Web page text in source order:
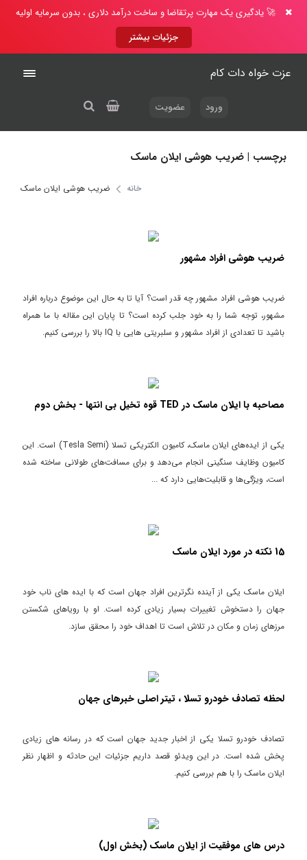
🚀 یادگیری یک مهارت پرتقاضا و ساخت درآمد دلاری ، بدون سرمایه اولیه
جزئیات بیشتر
عزت خواه دات کام
ورود عضویت
برچسب | ضریب هوشی ایلان ماسک
خانه ضریب هوشی ایلان ماسک
ضریب هوشی افراد مشهور
ضریب هوشی افراد مشهور چه قدر است؟ آیا تا به حال این موضوع درباره افراد
مشهور، توجه شما را به خود جلب کرده است؟ تا پایان این مقاله با ما همراه
باشید تا تعدادی از افراد مشهور و سلبریتی هایی با IQ بالا را بررسی کنیم.
مصاحبه با ایلان ماسک در TED قوه تخیل بی انتها - بخش دوم
یکی از ایده‌های ایلان ماسک، کامیون الکتریکی تسلا (Tesla Semi) است. این
کامیون وظایف سنگینی انجام می‌دهد و برای مسافت‌های طولانی ساخته شده
است، ویژگی‌ها و قابلیت‌هایی دارد که ...
15 نکته در مورد ایلان ماسک
ایلان ماسک یکی از آینده نگرترین افراد جهان است که با ایده های ناب خود
جهان را دستخوش تغییرات بسیار زیادی کرده است. او با رویاهای شکستن
مرزهای زمان و مکان در تلاش است تا اهداف خود را محقق سازد.
لحظه تصادف خودرو تسلا ، تیتر اصلی خبرهای جهان
تصادف خودرو تسلا یکی از اخبار جدید جهان است که در رسانه های زیادی
پخش شده است. در این ویدئو قصد داریم جزئیات این حادثه و اظهار نظر
ایلان ماسک را با هم بررسی کنیم.
درس های موفقیت از ایلان ماسک (بخش اول)